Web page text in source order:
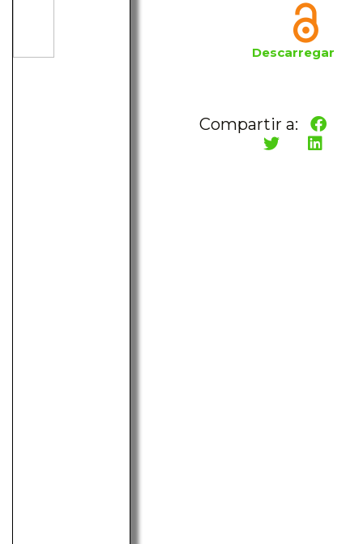
Descarregar
Compartir a: